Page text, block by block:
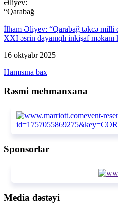
İlham Əliyev: “Qarabağ təkcə milli
XXI əsrin dayanıqlı inkişaf məkanı
16 oktyabr 2025
Hamısına bax
Rəsmi mehmanxana
Sponsorlar
Media dəstəyi